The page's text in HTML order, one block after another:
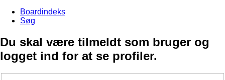
Boardindeks
Søg
Du skal være tilmeldt som bruger og
logget ind for at se profiler.